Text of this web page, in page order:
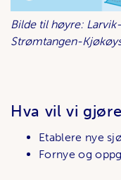
Bilde til høyre:
Strømtangen-
Hva vil vi
Etablere nye
Fornye og